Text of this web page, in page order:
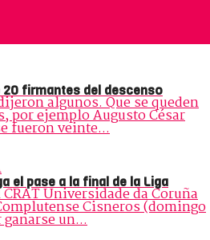
firmantes del descenso
algunos. Que se queden
por ejemplo Augusto César
fueron veinte...
el pase a la final de la Liga
Universidade da Coruña
Cisneros (domingo
ganarse un...